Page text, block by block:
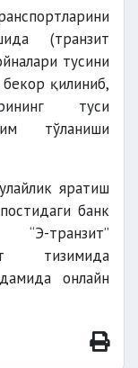
(транзит
тусини
қилиниб,
туси
тўланиши
яратиш
банк
транзит”
тизимида
онлайн